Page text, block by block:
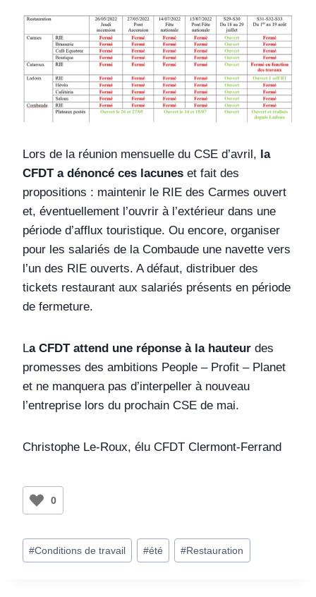
Lors de la réunion mensuelle du CSE d’avril, la
CFDT a dénoncé ces lacunes et fait des
propositions : maintenir le RIE des Carmes ouvert
et, éventuellement l’ouvrir à l’extérieur dans une
période d’afflux touristique. Ou encore, organiser
pour les salariés de la Combaude une navette vers
l’un des RIE ouverts. A défaut, distribuer des
tickets restaurant aux salariés présents en période
de fermeture.
La CFDT attend une réponse à la hauteur des
promesses des ambitions People – Profit – Planet
et ne manquera pas d’interpeller à nouveau
l’entreprise lors du prochain CSE de mai.
Christophe Le-Roux, élu CFDT Clermont-Ferrand
0
#Conditions de travail #été #Restauration